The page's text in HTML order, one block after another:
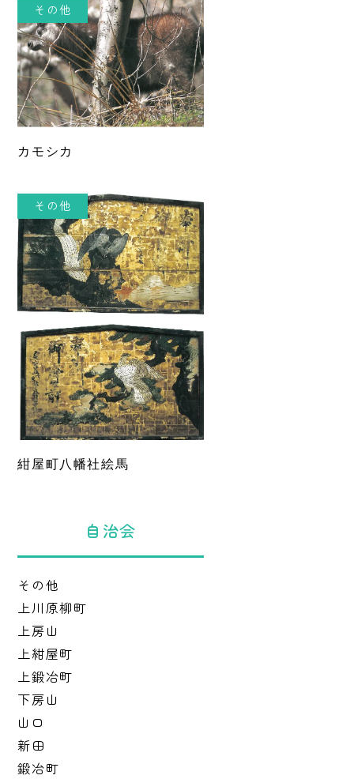
その他
カモシカ
その他
紺屋町八幡社絵馬
自治会
その他
上川原柳町
上房山
上紺屋町
上鍛冶町
下房山
山口
新田
鍛冶町